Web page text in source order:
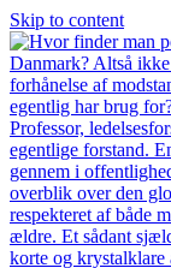
Skip to content